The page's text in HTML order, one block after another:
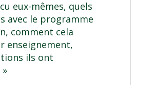
eux-mêmes, quels
avec le programme
comment cela
enseignement,
ils ont